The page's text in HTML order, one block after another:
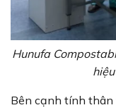
Hunufa
Bên cạnh tính thân